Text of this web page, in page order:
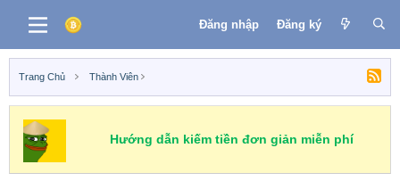
Đăng nhập Đăng ký
Trang Chủ Thành Viên
Hướng dẫn kiếm tiền đơn giản miễn phí